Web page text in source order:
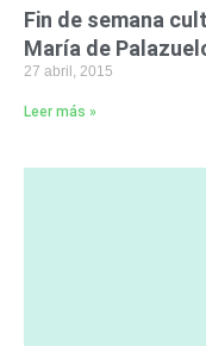
Fin de semana
María de
27 abril, 2015
Leer más »